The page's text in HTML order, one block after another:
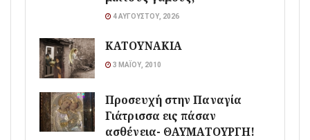
4 ΑΥΓΟΎΣΤΟΥ, 2026
ΚΑΤΟΥΝΑΚΙΑ
3 ΜΑΪ́ΟΥ, 2010
Προσευχή στην Παναγία
Γιάτρισσα εις πάσαν
ασθένεια- ΘΑΥΜΑΤΟΥΡΓΗ!